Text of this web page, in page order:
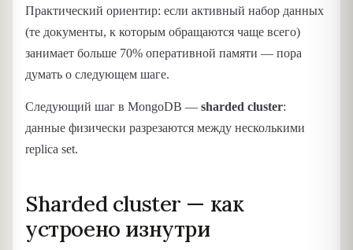
Практический ориентир: если активный набор данных
(те документы, к которым обращаются чаще всего)
занимает больше 70% оперативной памяти — пора
думать о следующем шаге.
Следующий шаг в MongoDB — sharded cluster:
данные физически разрезаются между несколькими
replica set.
Sharded cluster — как
устроено изнутри